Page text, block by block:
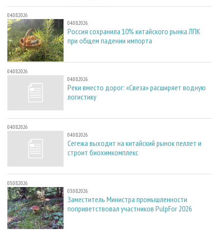
04.08.2026
04.08.2026
Россия сохранила 10% китайского рынка ЛПК
при общем падении импорта
04.08.2026
04.08.2026
Реки вместо дорог: «Свеза» расширяет водную
логистику
04.08.2026
04.08.2026
Сегежа выходит на китайский рынок пеллет и
строит биохимкомплекс
03.08.2026
03.08.2026
Заместитель Министра промышленности
поприветствовал участников PulpFor 2026